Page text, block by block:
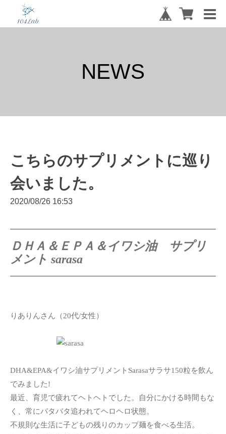
NEWS
こちらのサプリメントに巡り
会いました。
2020/08/26 16:53
ＤＨＡ＆ＥＰＡ＆イワシ油 サプリ
メント sarasa
りありんさん（20代/女性）
DHA&EPA&イワシ油サプリメントSarasaサラサ150粒を飲ん
でみました!
最近、育児で疲れてヘトヘトでした。自分にかける時間もな
く、常にバタバタ追われてヘロヘロ状態。
不規則な生活に子どもの残りのカップ麺を食べる生活。